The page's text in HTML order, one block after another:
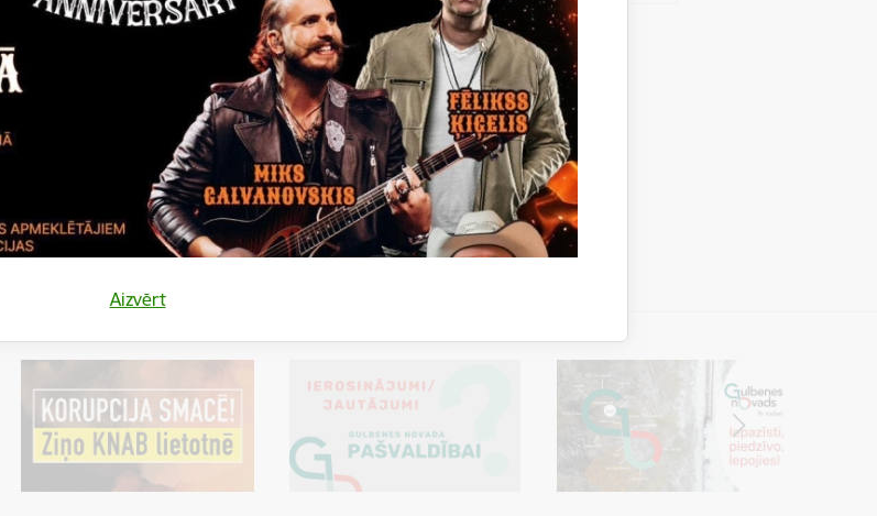
Aizvērt
nodokļa likuma 52.panta pirmās daļas 9.apakšpunktu.